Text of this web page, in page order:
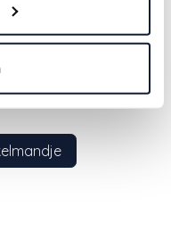
Balloon
20-pack